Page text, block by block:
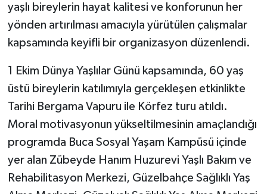
yaşlı bireylerin hayat kalitesi ve konforunun her
yönden artırılması amacıyla yürütülen çalışmalar
kapsamında keyifli bir organizasyon düzenlendi.
1 Ekim Dünya Yaşlılar Günü kapsamında, 60 yaş
üstü bireylerin katılımıyla gerçekleşen etkinlikte
Tarihi Bergama Vapuru ile Körfez turu atıldı.
Moral motivasyonun yükseltilmesinin amaçlandığı
programda Buca Sosyal Yaşam Kampüsü içinde
yer alan Zübeyde Hanım Huzurevi Yaşlı Bakım ve
Rehabilitasyon Merkezi, Güzelbahçe Sağlıklı Yaş